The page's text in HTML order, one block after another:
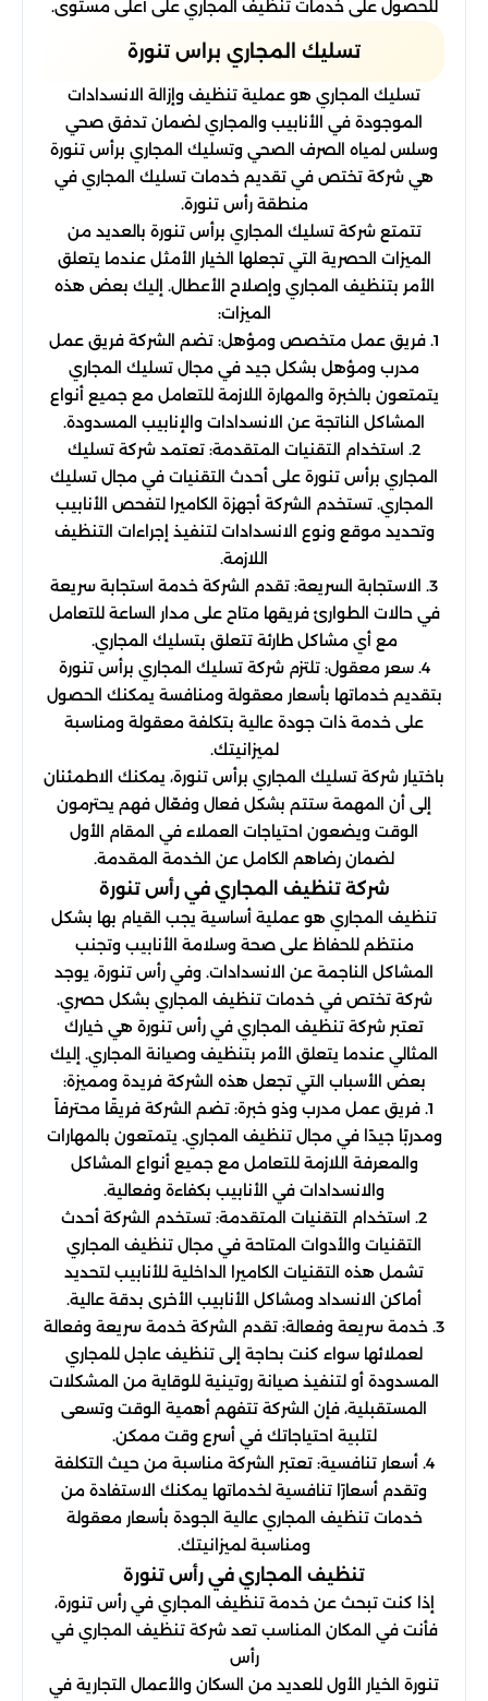
للحصول على خدمات تنظيف المجاري على أعلى مستوى.
تسليك المجاري براس تنورة
تسليك المجاري هو عملية تنظيف وإزالة الانسدادات
الموجودة في الأنابيب والمجاري لضمان تدفق صحي
وسلس لمياه الصرف الصحي وتسليك المجاري برأس تنورة
هي شركة تختص في تقديم خدمات تسليك المجاري في
منطقة رأس تنورة.
تتمتع شركة تسليك المجاري برأس تنورة بالعديد من
الميزات الحصرية التي تجعلها الخيار الأمثل عندما يتعلق
الأمر بتنظيف المجاري وإصلاح الأعطال. إليك بعض هذه
الميزات:
1. فريق عمل متخصص ومؤهل: تضم الشركة فريق عمل
مدرب ومؤهل بشكل جيد في مجال تسليك المجاري
يتمتعون بالخبرة والمهارة اللازمة للتعامل مع جميع أنواع
المشاكل الناتجة عن الانسدادات والإنابيب المسدودة.
2. استخدام التقنيات المتقدمة: تعتمد شركة تسليك
المجاري برأس تنورة على أحدث التقنيات في مجال تسليك
المجاري. تستخدم الشركة أجهزة الكاميرا لتفحص الأنابيب
وتحديد موقع ونوع الانسدادات لتنفيذ إجراءات التنظيف
اللازمة.
3. الاستجابة السريعة: تقدم الشركة خدمة استجابة سريعة
في حالات الطوارئ فريقها متاح على مدار الساعة للتعامل
مع أي مشاكل طارئة تتعلق بتسليك المجاري.
4. سعر معقول: تلتزم شركة تسليك المجاري برأس تنورة
بتقديم خدماتها بأسعار معقولة ومنافسة يمكنك الحصول
على خدمة ذات جودة عالية بتكلفة معقولة ومناسبة
لميزانيتك.
باختيار شركة تسليك المجاري برأس تنورة، يمكنك الاطمئنان
إلى أن المهمة ستتم بشكل فعال وفعّال فهم يحترمون
الوقت ويضعون احتياجات العملاء في المقام الأول
لضمان رضاهم الكامل عن الخدمة المقدمة.
شركة تنظيف المجاري في رأس تنورة
تنظيف المجاري هو عملية أساسية يجب القيام بها بشكل
منتظم للحفاظ على صحة وسلامة الأنابيب وتجنب
المشاكل الناجمة عن الانسدادات. وفي رأس تنورة، يوجد
شركة تختص في خدمات تنظيف المجاري بشكل حصري.
تعتبر شركة تنظيف المجاري في رأس تنورة هي خيارك
المثالي عندما يتعلق الأمر بتنظيف وصيانة المجاري. إليك
بعض الأسباب التي تجعل هذه الشركة فريدة ومميزة:
1. فريق عمل مدرب وذو خبرة: تضم الشركة فريقًا محترفاً
ومدربًا جيدًا في مجال تنظيف المجاري. يتمتعون بالمهارات
والمعرفة اللازمة للتعامل مع جميع أنواع المشاكل
والانسدادات في الأنابيب بكفاءة وفعالية.
2. استخدام التقنيات المتقدمة: تستخدم الشركة أحدث
التقنيات والأدوات المتاحة في مجال تنظيف المجاري
تشمل هذه التقنيات الكاميرا الداخلية للأنابيب لتحديد
أماكن الانسداد ومشاكل الأنابيب الأخرى بدقة عالية.
3. خدمة سريعة وفعالة: تقدم الشركة خدمة سريعة وفعالة
لعملائها سواء كنت بحاجة إلى تنظيف عاجل للمجاري
المسدودة أو لتنفيذ صيانة روتينية للوقاية من المشكلات
المستقبلية، فإن الشركة تتفهم أهمية الوقت وتسعى
لتلبية احتياجاتك في أسرع وقت ممكن.
4. أسعار تنافسية: تعتبر الشركة مناسبة من حيث التكلفة
وتقدم أسعارًا تنافسية لخدماتها يمكنك الاستفادة من
خدمات تنظيف المجاري عالية الجودة بأسعار معقولة
ومناسبة لميزانيتك.
تنظيف المجاري في رأس تنورة
إذا كنت تبحث عن خدمة تنظيف المجاري في رأس تنورة،
فأنت في المكان المناسب تعد شركة تنظيف المجاري في
رأس
تنورة الخيار الأول للعديد من السكان والأعمال التجارية في